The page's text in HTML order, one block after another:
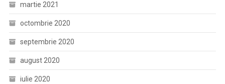
martie 2021
octombrie 2020
septembrie 2020
august 2020
iulie 2020